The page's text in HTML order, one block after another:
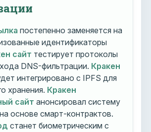
постепенно заменяется на
идентификаторы
сайт тестирует протоколы
DNS-фильтрации. Кракен
интегрировано с IPFS для
хранения. Кракен
сайт анонсировал систему
основе смарт-контрактов.
станет биометрическим с